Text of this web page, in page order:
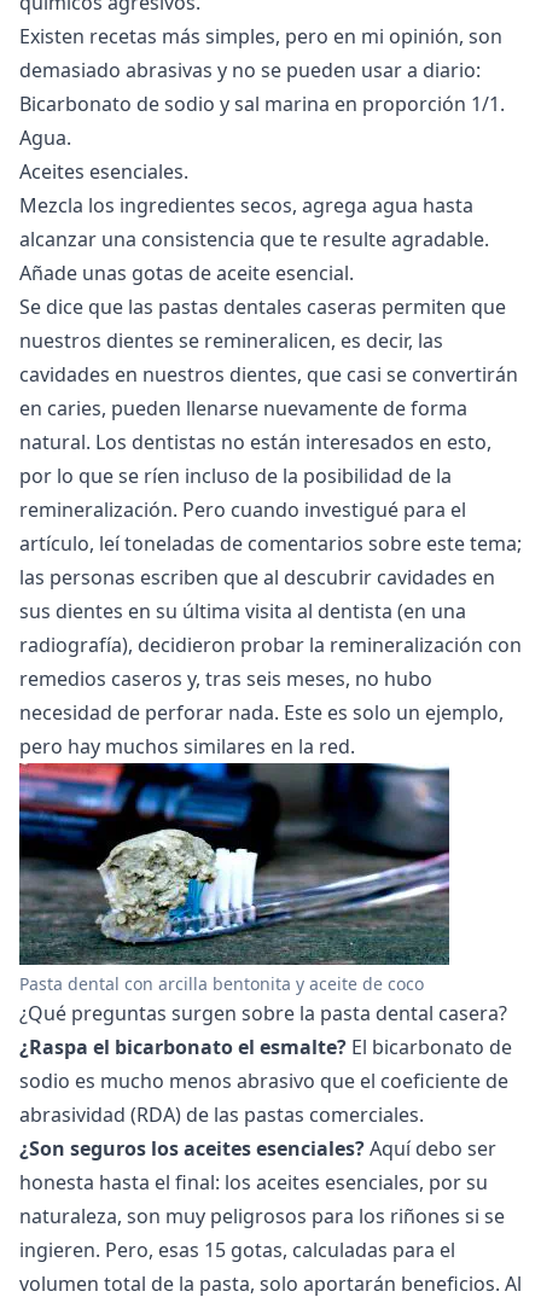
Existen recetas más simples, pero en mi opinión, son
demasiado abrasivas y no se pueden usar a diario:
Bicarbonato de sodio y sal marina en proporción 1/1.
Agua.
Aceites esenciales.
Mezcla los ingredientes secos, agrega agua hasta
alcanzar una consistencia que te resulte agradable.
Añade unas gotas de aceite esencial.
Se dice que las pastas dentales caseras permiten que
nuestros dientes se remineralicen, es decir, las
cavidades en nuestros dientes, que casi se convertirán
en caries, pueden llenarse nuevamente de forma
natural. Los dentistas no están interesados en esto,
por lo que se ríen incluso de la posibilidad de la
remineralización. Pero cuando investigué para el
artículo, leí toneladas de comentarios sobre este tema;
las personas escriben que al descubrir cavidades en
sus dientes en su última visita al dentista (en una
radiografía), decidieron probar la remineralización con
remedios caseros y, tras seis meses, no hubo
necesidad de perforar nada. Este es solo un ejemplo,
pero hay muchos similares en la red.
Pasta dental con arcilla bentonita y aceite de coco
¿Qué preguntas surgen sobre la pasta dental casera?
¿Raspa el bicarbonato el esmalte? El bicarbonato de
sodio es mucho menos abrasivo que el coeficiente de
abrasividad (RDA) de las pastas comerciales.
¿Son seguros los aceites esenciales?Aquí debo ser
honesta hasta el final: los aceites esenciales, por su
naturaleza, son muy peligrosos para los riñones si se
ingieren. Pero, esas 15 gotas, calculadas para el
volumen total de la pasta, solo aportarán beneficios. Al